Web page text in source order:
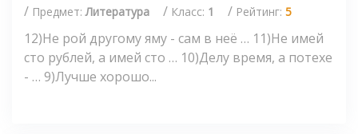
/ Предмет:Литература / Класс: 1 / Рейтинг: 5
12)Не рой другому яму - сам в неё … 11)Не имей
сто рублей, а имей сто … 10)Делу время, а потехе
- … 9)Лучше хорошо...